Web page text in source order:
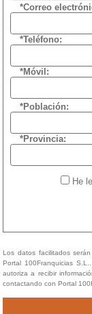
*Correo
*Teléfono:
*Móvil:
*Población:
*Provincia:
He
Los datos facilitados
Portal 100Franquicias
autoriza a recibir
contactando con Portal